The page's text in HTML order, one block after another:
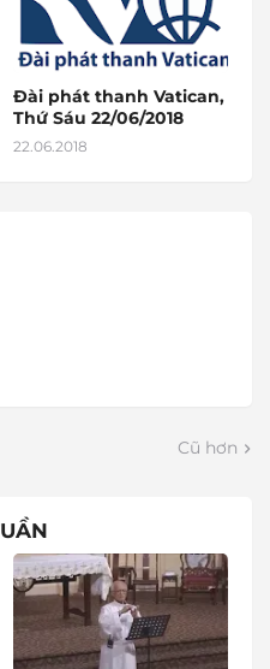
Đài phát thanh Vatican,
Thứ Sáu 22/06/2018
22.06.2018
Cũ hơn